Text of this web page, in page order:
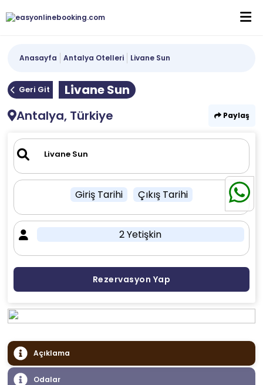
Anasayfa Antalya Otelleri Livane Sun
Geri Git
Livane Sun
Antalya, Türkiye
Paylaş
Giriş Tarihi Çıkış Tarihi
2 Yetişkin
Rezervasyon Yap
Açıklama
Odalar